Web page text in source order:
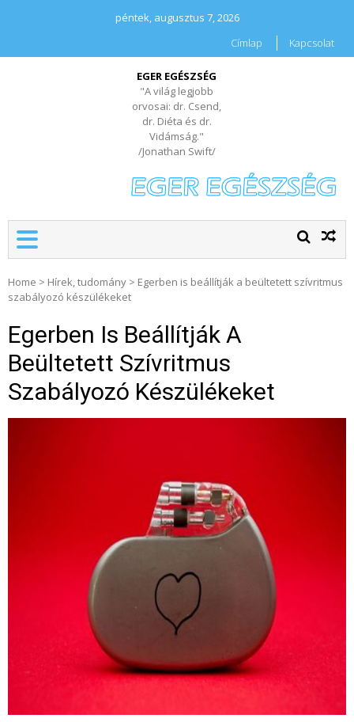
péntek, augusztus 7, 2026
Címlap
Kapcsolat
EGER EGÉSZSÉG
"A világ legjobb
orvosai: dr. Csend,
dr. Diéta és dr.
Vidámság."
/Jonathan Swift/
Home > Hírek, tudomány > Egerben is beállítják a beültetett szívritmus
szabályozó készülékeket
Egerben Is Beállítják A
Beültetett Szívritmus
Szabályozó Készülékeket